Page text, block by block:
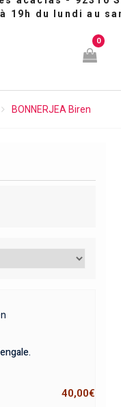
0
BONNERJEA Biren
40,00€